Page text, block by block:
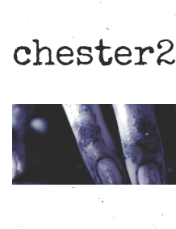
chester2